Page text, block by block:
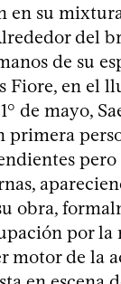
en su
del
de su
Fiore, en el
de mayo,
primera
pero
obra,
por la
motor de la